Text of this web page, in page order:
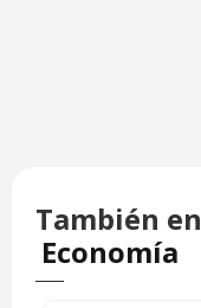
También en
Economía